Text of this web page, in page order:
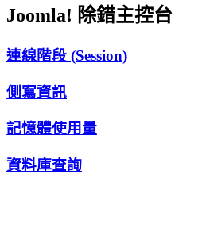
Joomla! 除錯主控台
連線階段 (Session)
側寫資訊
記憶體使用量
資料庫查詢